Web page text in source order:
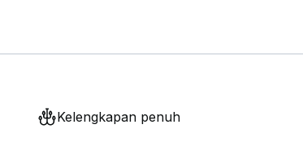
Kelengkapan penuh